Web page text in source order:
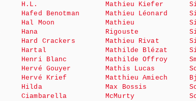
H.L.
Hafed Benotman
Hal Moon
Hana
Hard Crackers
Hartal
Henri Blanc
Hervé Gouyer
Hervé Krief
Hilda
Ciambarella
Mathieu Kiefer
Mathieu Léonard
Mathieu
Rigouste
Mathieu Rivat
Mathilde Blézat
Mathilde Offroy
Mathis Lucas
Matthieu Amiech
Max Bossis
McMurty